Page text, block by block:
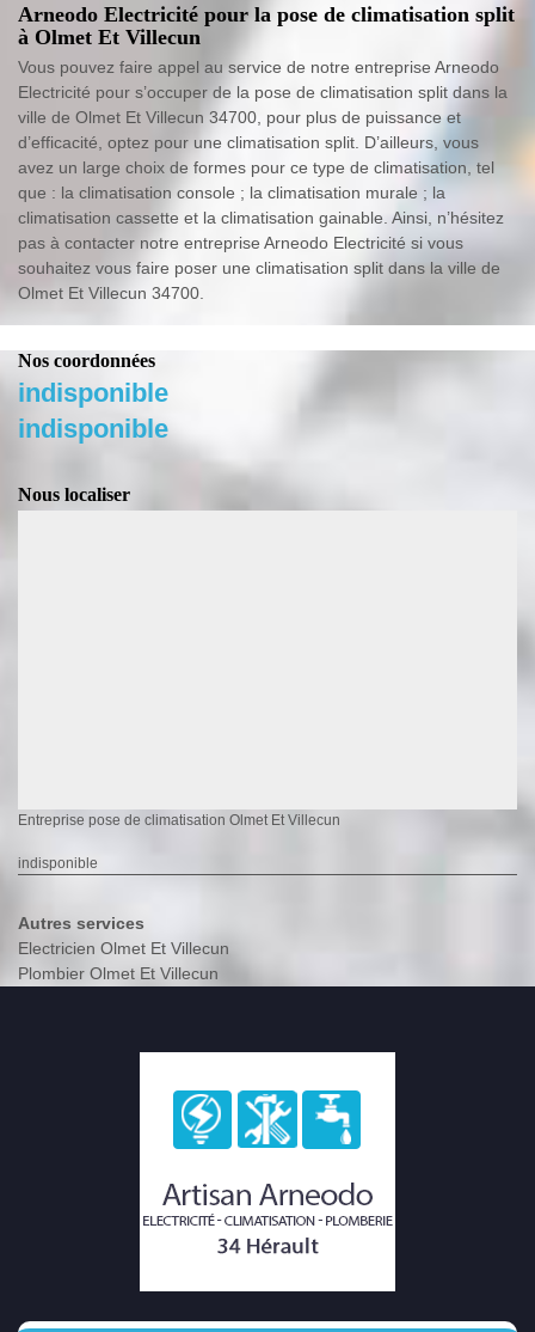
Arneodo Electricité pour la pose de climatisation split
à Olmet Et Villecun
Vous pouvez faire appel au service de notre entreprise Arneodo
Electricité pour s’occuper de la pose de climatisation split dans la
ville de Olmet Et Villecun 34700, pour plus de puissance et
d’efficacité, optez pour une climatisation split. D’ailleurs, vous
avez un large choix de formes pour ce type de climatisation, tel
que : la climatisation console ; la climatisation murale ; la
climatisation cassette et la climatisation gainable. Ainsi, n’hésitez
pas à contacter notre entreprise Arneodo Electricité si vous
souhaitez vous faire poser une climatisation split dans la ville de
Olmet Et Villecun 34700.
Nos coordonnées
indisponible
indisponible
Nous localiser
Entreprise pose de climatisation Olmet Et Villecun
indisponible
Autres services
Electricien Olmet Et Villecun
Plombier Olmet Et Villecun